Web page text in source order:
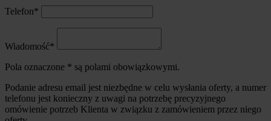
Telefon*
Wiadomość*
Pola oznaczone * są polami obowiązkowymi.
Podanie adresu email jest niezbędne w celu wysłania oferty, a numer
telefonu jest konieczny z uwagi na potrzebę precyzyjnego
omówienie potrzeb Klienta w związku z zamówieniem przez niego